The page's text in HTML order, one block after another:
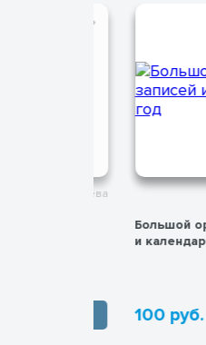
Большой
и календарь
100 руб.